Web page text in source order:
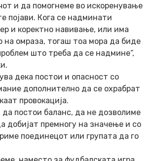
и да помогнеме во искоренување
појави. Кога се надминати
и коректно навивање, или има
на омраза, тогаш тоа мора да биде
што треба да се надмине“,
дека постои и опасност со
дополнително да се охрабрат
провокација.
да постои баланс, да не дозволиме
добијат премногу на значење и со
поединецот или групата да го